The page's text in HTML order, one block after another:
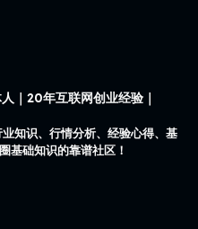
｜20年互联网创业经验｜
知识、行情分析、经验心得、基
基础知识的靠谱社区！